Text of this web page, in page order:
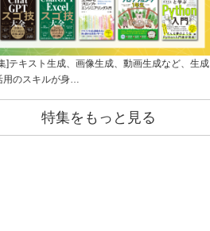
]テキスト生成、画像生成、動画生成など、生成
用のスキルが身…
特集をもっと見る